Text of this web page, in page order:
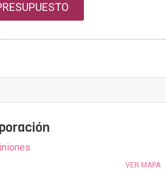
VER MAPA